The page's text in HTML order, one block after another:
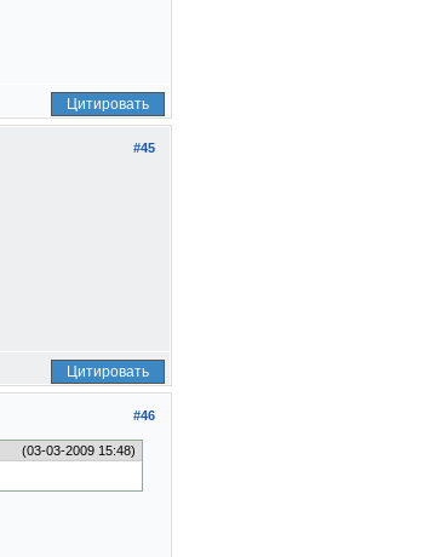
Цитировать
#45
Цитировать
#46
(03-03-2009 15:48)